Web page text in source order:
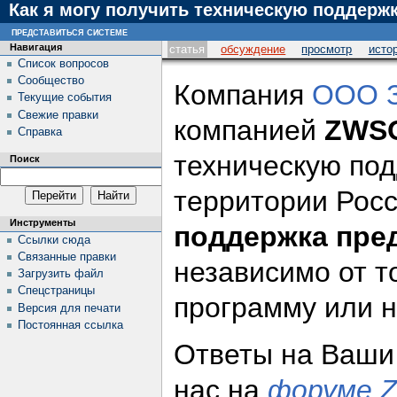
Как я могу получить техническую
статья обсуждение просмотр
Компания ООО
компанией
техническую
территории
поддержка
независимо от
программу или
Ответы на
нас на форуме
Навигация
Список вопросов
Сообщество
Текущие события
Свежие правки
Справка
Поиск
Инструменты
Ссылки сюда
Связанные правки
Загрузить файл
Спецстраницы
Версия для печати
Постоянная ссылка
представиться системе